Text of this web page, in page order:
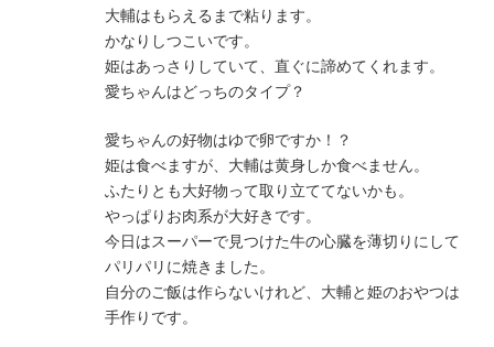
大輔はもらえるまで粘ります。
かなりしつこいです。
姫はあっさりしていて、直ぐに諦めてくれます。
愛ちゃんはどっちのタイプ？
愛ちゃんの好物はゆで卵ですか！？
姫は食べますが、大輔は黄身しか食べません。
ふたりとも大好物って取り立ててないかも。
やっぱりお肉系が大好きです。
今日はスーパーで見つけた牛の心臓を薄切りにして
パリパリに焼きました。
自分のご飯は作らないけれど、大輔と姫のおやつは
手作りです。